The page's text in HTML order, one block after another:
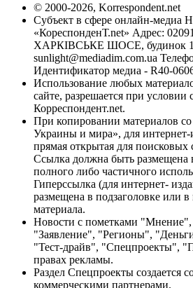
© 2000-2026, Korrespondent.net
Субъект в сфере онлайн-медиа
«КореспонденТ.net» Адрес:
ХАРКІВСЬКЕ ШОСЕ, будинок
sunlight@mediadim.com.ua
Идентификатор медиа - R40-
Использование любых
сайте, разрешается при условии
Корреспондент.net.
При копировании материалов
Украины и мира», для интернет-
прямая открытая для поисковых
Ссылка должна быть размещена
полного либо частичного
Гиперссылка (для интернет-
размещена в подзаголовке или в
материала.
Новости с пометками "Мнение",
"Заявление", "Регионы",
"Тест-драйв", "Спецпроекты",
правах рекламы.
Раздел Спецпроекты создается
коммерческими партнерами.